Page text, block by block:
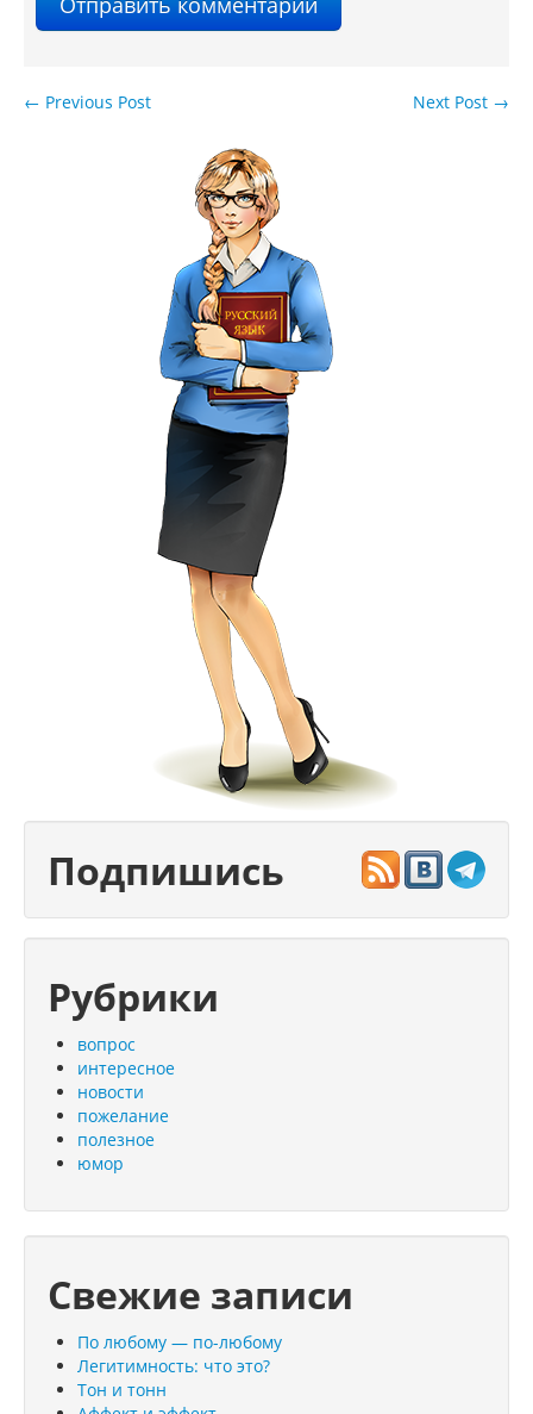
Next Post →
← Previous Post
Подпишись
Рубрики
вопрос
интересное
новости
пожелание
полезное
юмор
Свежие записи
По любому — по-любому
Легитимность: что это?
Тон и тонн